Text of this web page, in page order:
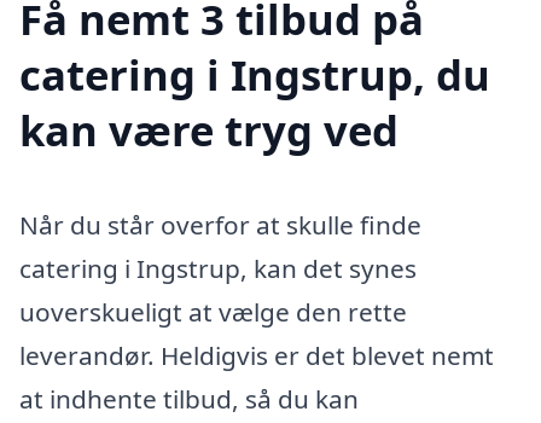
Få nemt 3 tilbud på
catering i Ingstrup, du
kan være tryg ved
Når du står overfor at skulle finde
catering i Ingstrup, kan det synes
uoverskueligt at vælge den rette
leverandør. Heldigvis er det blevet nemt
at indhente tilbud, så du kan